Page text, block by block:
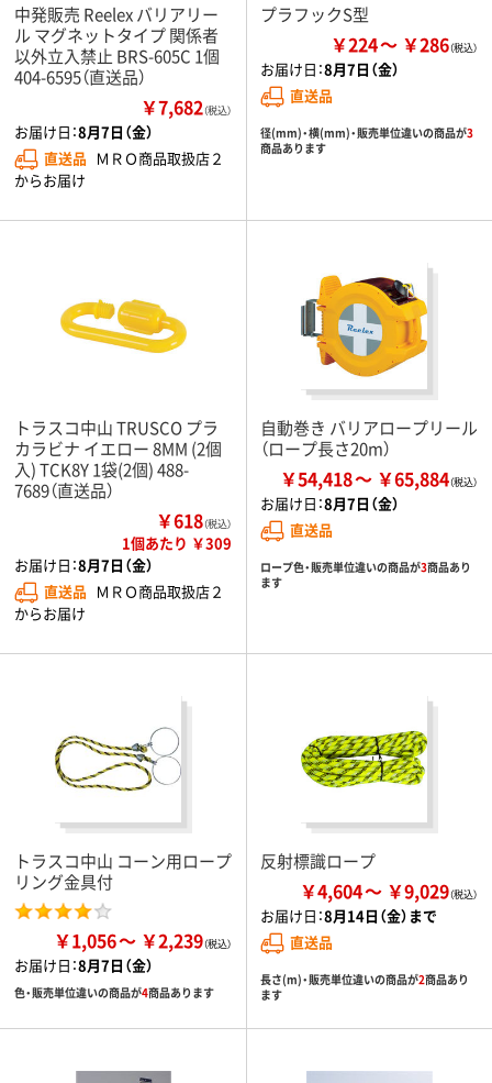
中発販売 Reelex バリアリー
ル マグネットタイプ 関係者
以外立入禁止 BRS-605C 1個
404-6595（直送品）
￥7,682（税込）
お届け日：8月7日（金）
直送品 ＭＲＯ商品取扱店２
からお届け
プラフックS型
￥224 ￥286
お届け日：8月7日（金）
直送品
径(mm)・横(mm)・販売単位違いの商品が3
商品あります
トラスコ中山 TRUSCO プラ
カラビナ イエロー 8MM (2個
入) TCK8Y 1袋(2個) 488-
7689（直送品）
￥618（税込）
1個あたり ￥309
お届け日：8月7日（金）
直送品 ＭＲＯ商品取扱店２
からお届け
自動巻き バリアロープリール
（ロープ長さ20m）
￥54,418 ￥65,884
お届け日：8月7日（金）
直送品
ロープ色・販売単位違いの商品が3商品あり
ます
トラスコ中山 コーン用ロープ
リング金具付
￥1,056 ￥2,239
お届け日：8月7日（金）
色・販売単位違いの商品が4商品あります
反射標識ロープ
￥4,604 ￥9,029
お届け日：8月14日（金）まで
直送品
長さ(m)・販売単位違いの商品が2商品あり
ます